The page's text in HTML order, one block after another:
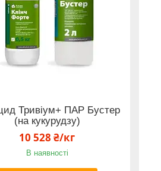
Тривіум+ ПАР Бустер
(на кукурудзу)
10 528 ₴/кг
В наявності